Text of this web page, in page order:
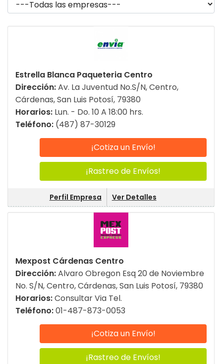
Estrella Blanca Paqueteria Centro
Dirección:Av. La Juventud No.S/N, Centro,
Cárdenas, San Luis Potosí, 79380
Horarios: Lun. - Do. 10 A 18:00 hrs.
Teléfono: (487) 87-30129
¡Cotiza un Envío!
¡Rastreo de Envíos!
Perfil Empresa Ver Detalles
Mexpost Cárdenas Centro
Dirección:Alvaro Obregon Esq 20 de Noviembre
No. S/N, Centro, Cárdenas, San Luis Potosí, 79380
Horarios:Consultar Via Tel.
Teléfono:01-487-873-0053
¡Cotiza un Envío!
¡Rastreo de Envíos!